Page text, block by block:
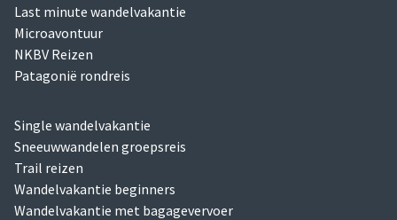
Last minute wandelvakantie
Microavontuur
NKBV Reizen
Patagonië rondreis
Single wandelvakantie
Sneeuwwandelen groepsreis
Trail reizen
Wandelvakantie beginners
Wandelvakantie met bagagevervoer